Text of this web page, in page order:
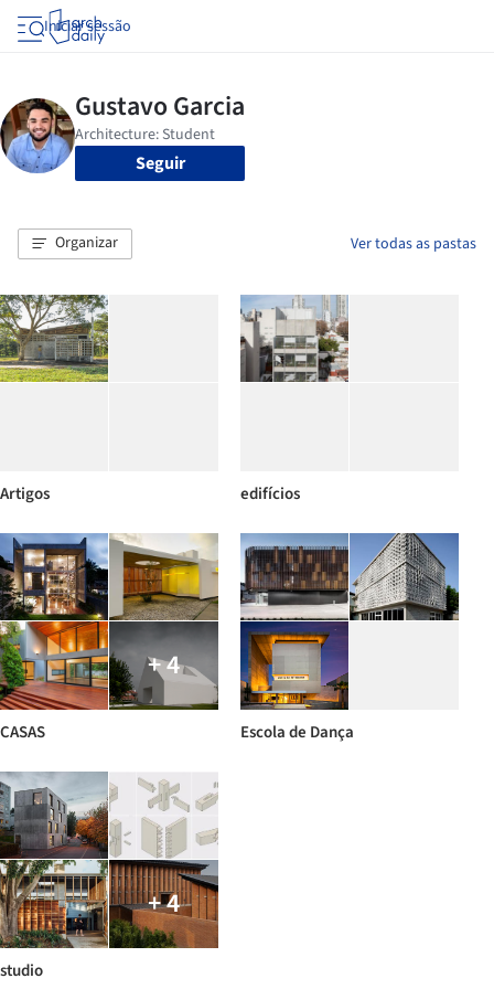
Iniciar sessão
Seguir
Organizar Ver todas as pastas
Artigos edifícios
+ 4
CASAS Escola de Dança
+ 4
studio